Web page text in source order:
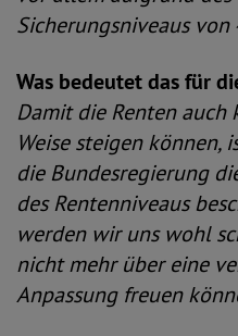
Sicherungsniveaus von
Was bedeutet das für
Damit die Renten
Weise steigen können,
die Bundesregierung
des Rentenniveaus
werden wir uns wohl
nicht mehr über eine
Anpassung freuen